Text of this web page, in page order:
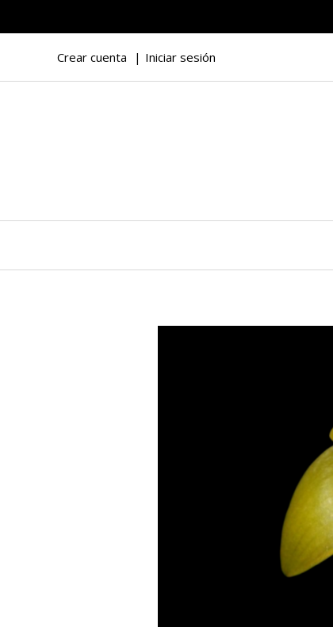
Crear cuenta Iniciar sesión